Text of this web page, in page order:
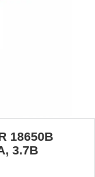
18650B
3.7В